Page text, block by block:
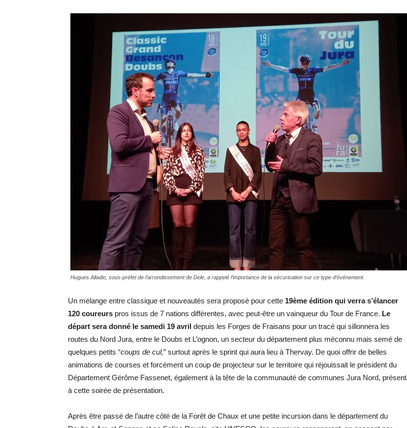
Hugues Alladio, sous-préfet de l’arrondissement de Dole, a rappelé l’importance de la sécurisation sur ce type d’événement.
Un mélange entre classique et nouveautés sera proposé pour cette 19ème édition qui verra s’élancer
120 coureurs pros issus de 7 nations différentes, avec peut-être un vainqueur du Tour de France. Le
départ sera donné le samedi 19 avril depuis les Forges de Fraisans pour un tracé qui sillonnera les
routes du Nord Jura, entre le Doubs et L’ognon, un secteur du département plus méconnu mais semé de
quelques petits “coups de cul,” surtout après le sprint qui aura lieu à Thervay. De quoi offrir de belles
animations de courses et forcément un coup de projecteur sur le territoire qui réjouissait le président du
Département Gérôme Fassenet, également à la tête de la communauté de communes Jura Nord, présent
à cette soirée de présentation.
Après être passé de l’autre côté de la Forêt de Chaux et une petite incursion dans le département du